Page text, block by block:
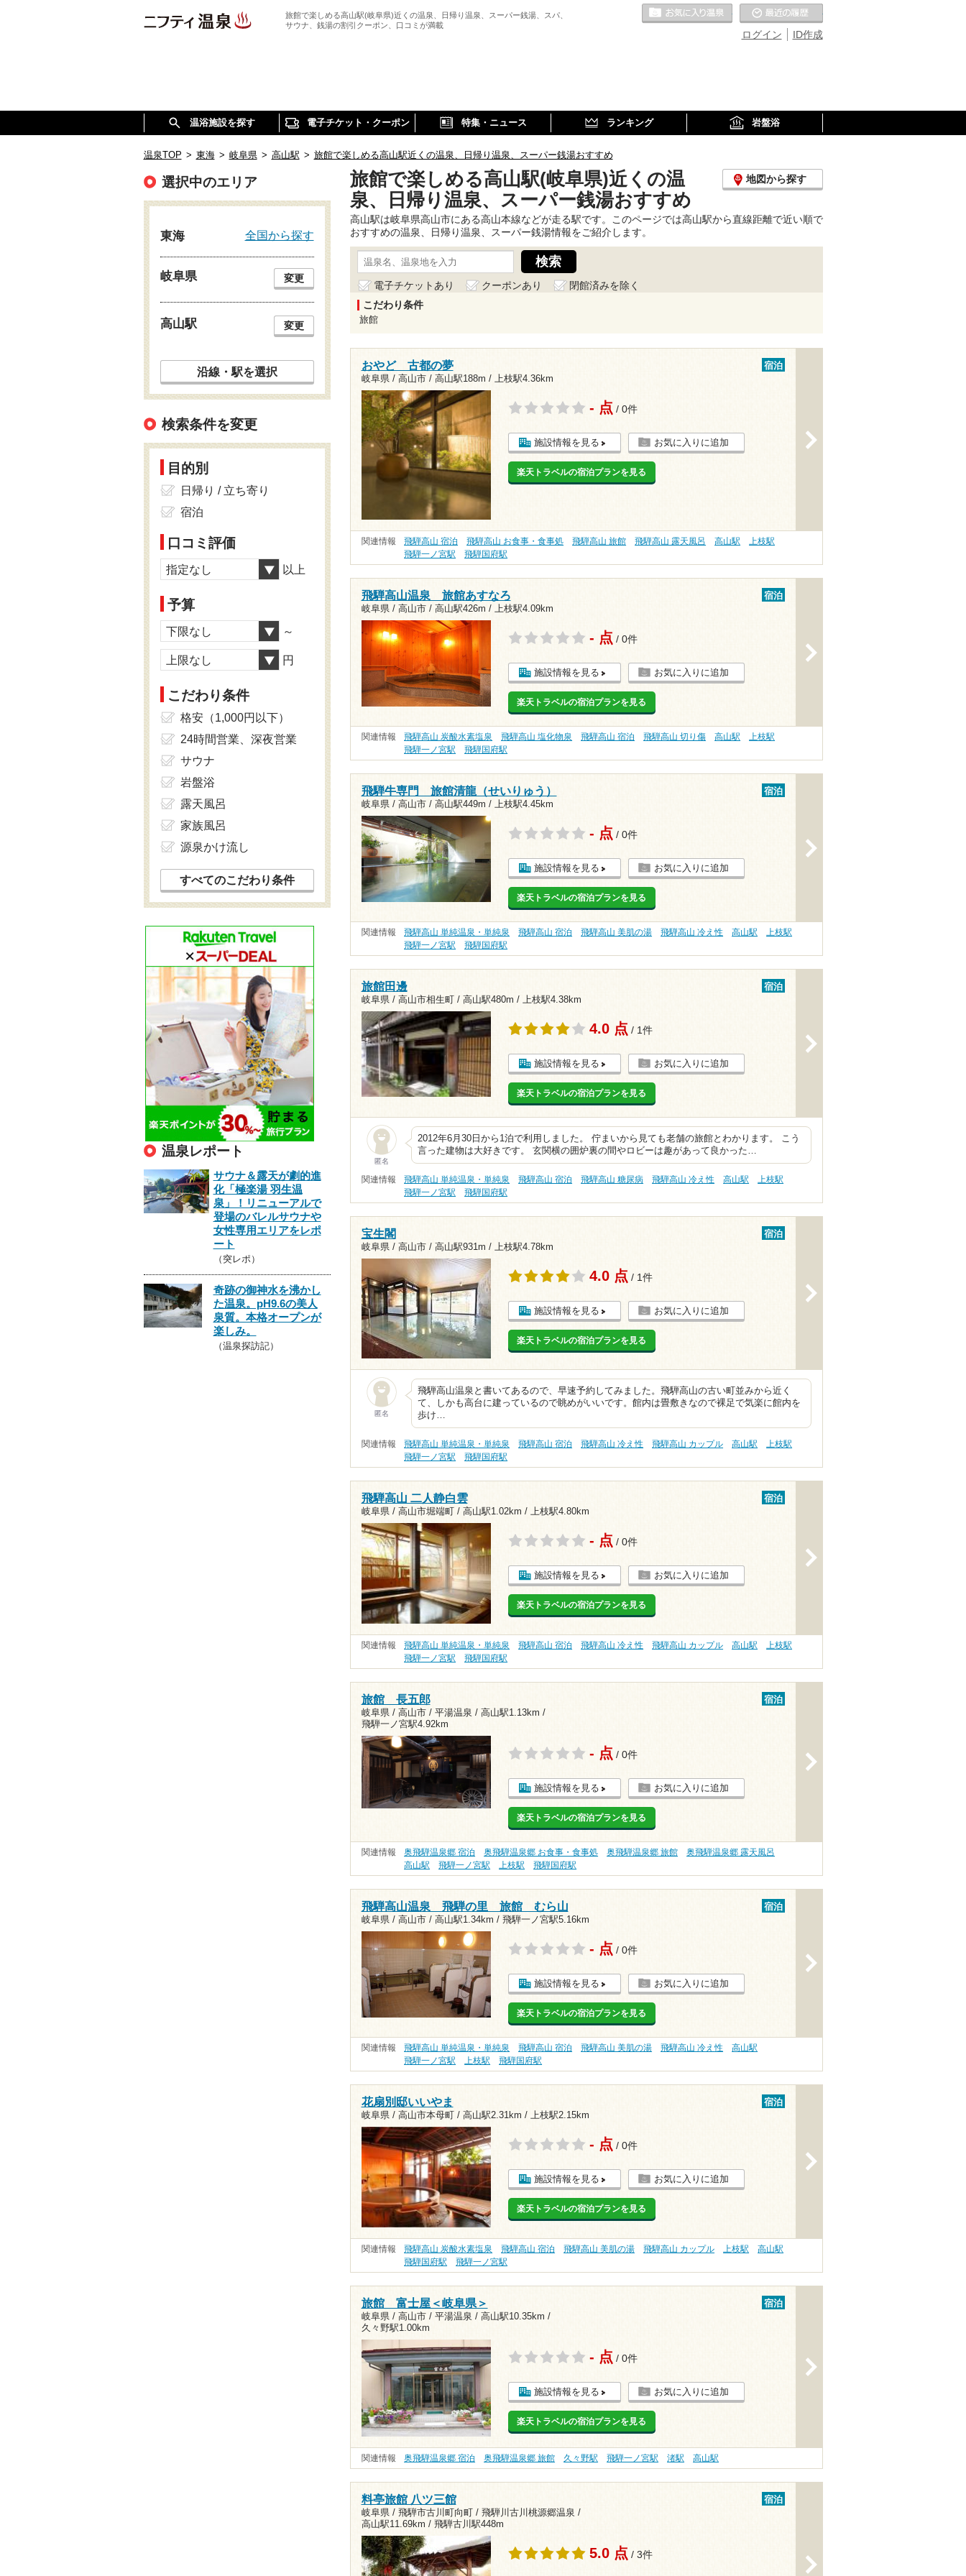
旅館で楽しめる高山駅(岐阜県)近くの温泉、日帰り温泉、スーパー銭湯、スパ、
サウナ、銭湯の割引クーポン、口コミが満載
ID作成
ログイン
お気に入りの温泉
温浴施設を探す 電子チケット・クーポン 特集・ニュース ランキング 岩盤浴
温泉TOP > 東海 > 岐阜県 > 高山駅 > 旅館で楽しめる高山駅近くの温泉、日帰り温泉、スーパー銭湯おすすめ
旅館で楽しめる高山駅(岐阜県)近くの温
泉、日帰り温泉、スーパー銭湯おすすめ
地図から探す
高山駅は岐阜県高山市にある高山本線などが走る駅です。このページでは高山駅から直線距離で近い順で
おすすめの温泉、日帰り温泉、スーパー銭湯情報をご紹介します。
電子チケットあり クーポンあり
閉館済みを除く
こだわり条件
旅館
おやど 古都の夢
岐阜県 / 高山市 / 高山駅188m / 上枝駅4.36km
宿泊
- 点 / 0件
施設情報を見る お気に入りに追加
楽天トラベルの宿泊プランを見る
関連情報 飛騨高山 宿泊 飛騨高山 お食事・食事処 飛騨高山 旅館 飛騨高山 露天風呂 高山駅
上枝駅
飛騨一ノ宮駅
飛騨国府駅
飛騨高山温泉 旅館あすなろ
岐阜県 / 高山市 / 高山駅426m / 上枝駅4.09km
宿泊
- 点 / 0件
施設情報を見る お気に入りに追加
楽天トラベルの宿泊プランを見る
関連情報 飛騨高山 炭酸水素塩泉 飛騨高山 塩化物泉 飛騨高山 宿泊 飛騨高山 切り傷 高山駅
上枝駅
飛騨一ノ宮駅
飛騨国府駅
飛騨牛専門 旅館清龍（せいりゅう）
岐阜県 / 高山市 / 高山駅449m / 上枝駅4.45km
宿泊
- 点 / 0件
施設情報を見る お気に入りに追加
楽天トラベルの宿泊プランを見る
関連情報 飛騨高山 単純温泉・単純泉 飛騨高山 宿泊 飛騨高山 美肌の湯 飛騨高山 冷え性 高山駅
上枝駅
飛騨一ノ宮駅
飛騨国府駅
旅館田邊
岐阜県 / 高山市相生町 / 高山駅480m / 上枝駅4.38km
宿泊
4.0 点 / 1件
施設情報を見る お気に入りに追加
楽天トラベルの宿泊プランを見る
匿名
2012年6月30日から1泊で利用しました。 佇まいから見ても老舗の旅館とわかります。 こう
言った建物は大好きです。 玄関横の囲炉裏の間やロビーは趣があって良かった…
関連情報 飛騨高山 単純温泉・単純泉 飛騨高山 宿泊 飛騨高山 糖尿病 飛騨高山 冷え性 高山駅
上枝駅
飛騨一ノ宮駅
飛騨国府駅
宝生閣
岐阜県 / 高山市 / 高山駅931m / 上枝駅4.78km
宿泊
4.0 点 / 1件
施設情報を見る お気に入りに追加
楽天トラベルの宿泊プランを見る
匿名
飛騨高山温泉と書いてあるので、早速予約してみました。飛騨高山の古い町並みから近く
て、しかも高台に建っているので眺めがいいです。館内は畳敷きなので裸足で気楽に館内を
歩け…
関連情報 飛騨高山 単純温泉・単純泉 飛騨高山 宿泊 飛騨高山 冷え性 飛騨高山 カップル 高山駅
上枝駅
飛騨一ノ宮駅
飛騨国府駅
飛騨高山 二人静白雲
岐阜県 / 高山市堀端町 / 高山駅1.02km / 上枝駅4.80km
宿泊
- 点 / 0件
施設情報を見る お気に入りに追加
楽天トラベルの宿泊プランを見る
関連情報 飛騨高山 単純温泉・単純泉 飛騨高山 宿泊 飛騨高山 冷え性 飛騨高山 カップル 高山駅
上枝駅
飛騨一ノ宮駅
飛騨国府駅
旅館 長五郎
岐阜県 / 高山市 / 平湯温泉 / 高山駅1.13km /
飛騨一ノ宮駅4.92km
宿泊
- 点 / 0件
施設情報を見る お気に入りに追加
楽天トラベルの宿泊プランを見る
関連情報 奥飛騨温泉郷 宿泊 奥飛騨温泉郷 お食事・食事処 奥飛騨温泉郷 旅館
奥飛騨温泉郷 露天風呂
高山駅
飛騨一ノ宮駅 上枝駅 飛騨国府駅
飛騨高山温泉 飛騨の里 旅館 むら山
岐阜県 / 高山市 / 高山駅1.34km / 飛騨一ノ宮駅5.16km
宿泊
- 点 / 0件
施設情報を見る お気に入りに追加
楽天トラベルの宿泊プランを見る
関連情報 飛騨高山 単純温泉・単純泉 飛騨高山 宿泊 飛騨高山 美肌の湯 飛騨高山 冷え性
高山駅
飛騨一ノ宮駅
上枝駅 飛騨国府駅
花扇別邸いいやま
岐阜県 / 高山市本母町 / 高山駅2.31km / 上枝駅2.15km
宿泊
- 点 / 0件
施設情報を見る お気に入りに追加
楽天トラベルの宿泊プランを見る
関連情報 飛騨高山 炭酸水素塩泉 飛騨高山 宿泊 飛騨高山 美肌の湯 飛騨高山 カップル 上枝駅
高山駅
飛騨国府駅
飛騨一ノ宮駅
旅館 富士屋＜岐阜県＞
岐阜県 / 高山市 / 平湯温泉 / 高山駅10.35km /
久々野駅1.00km
宿泊
- 点 / 0件
施設情報を見る お気に入りに追加
楽天トラベルの宿泊プランを見る
関連情報 奥飛騨温泉郷 宿泊 奥飛騨温泉郷 旅館 久々野駅 飛騨一ノ宮駅 渚駅 高山駅
料亭旅館 八ツ三館
岐阜県 / 飛騨市古川町向町 / 飛騨川古川桃源郷温泉 /
高山駅11.69km / 飛騨古川駅448m
宿泊
5.0 点 / 3件
選択中のエリア
東海 全国から探す
岐阜県 変更
高山駅 変更
沿線・駅を選択
検索条件を変更
目的別
日帰り / 立ち寄り
宿泊
口コミ評価
指定なし 以上
予算
下限なし ～
上限なし 円
こだわり条件
格安（1,000円以下）
24時間営業、深夜営業
サウナ
岩盤浴
露天風呂
家族風呂
源泉かけ流し
すべてのこだわり条件
温泉レポート
サウナ＆露天が劇的進
化「極楽湯 羽生温
泉」！リニューアルで
登場のバレルサウナや
女性専用エリアをレポ
ート
（突レポ）
奇跡の御神水を沸かし
た温泉。pH9.6の美人
泉質。本格オープンが
楽しみ。
（温泉探訪記）